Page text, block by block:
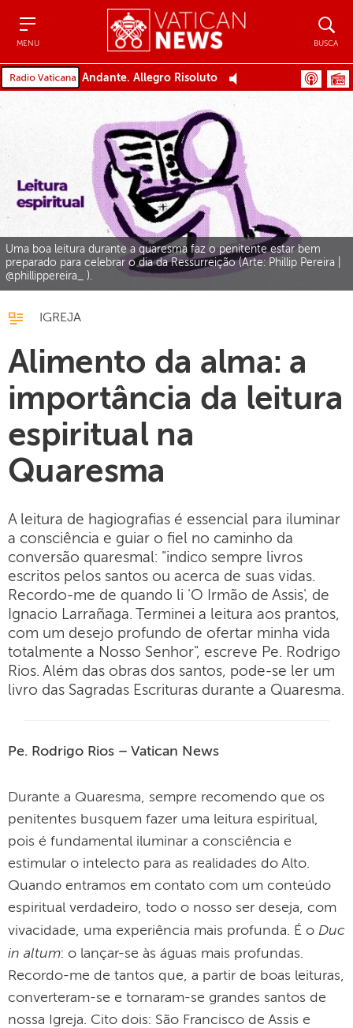
MENU BUSCA
Andante. Allegro Risoluto
Uma boa leitura durante a quaresma faz o penitente estar bem
preparado para celebrar o dia da Ressurreição (Arte: Phillip Pereira |
@phillippereira_ ).
IGREJA
Alimento da alma: a
importância da leitura
espiritual na
Quaresma
A leitura de hagiografias é essencial para iluminar
a consciência e guiar o fiel no caminho da
conversão quaresmal: "indico sempre livros
escritos pelos santos ou acerca de suas vidas.
Recordo-me de quando li 'O Irmão de Assis', de
Ignacio Larrañaga. Terminei a leitura aos prantos,
com um desejo profundo de ofertar minha vida
totalmente a Nosso Senhor", escreve Pe. Rodrigo
Rios. Além das obras dos santos, pode-se ler um
livro das Sagradas Escrituras durante a Quaresma.
Pe. Rodrigo Rios – Vatican News
Durante a Quaresma, sempre recomendo que os
penitentes busquem fazer uma leitura espiritual,
pois é fundamental iluminar a consciência e
estimular o intelecto para as realidades do Alto.
Quando entramos em contato com um conteúdo
espiritual verdadeiro, todo o nosso ser deseja, com
vivacidade, uma experiência mais profunda. É o Duc
in altum: o lançar-se às águas mais profundas.
Recordo-me de tantos que, a partir de boas leituras,
converteram-se e tornaram-se grandes santos de
nossa Igreja. Cito dois: São Francisco de Assis e